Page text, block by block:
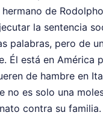
de
la sentencia
palabras, pero de
Él está en América
de hambre en
no es solo una
contra su familia.